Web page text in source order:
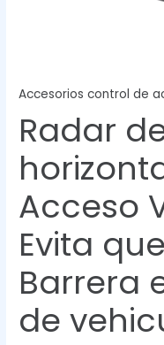
Accesorios control de
Radar
Acceso
Evita
Barrera
de